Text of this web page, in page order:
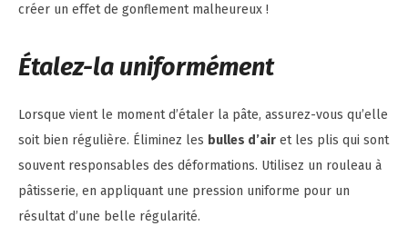
créer un effet de gonflement malheureux !
Étalez-la uniformément
Lorsque vient le moment d’étaler la pâte, assurez-vous qu’elle
soit bien régulière. Éliminez les bulles d’air et les plis qui sont
souvent responsables des déformations. Utilisez un rouleau à
pâtisserie, en appliquant une pression uniforme pour un
résultat d’une belle régularité.